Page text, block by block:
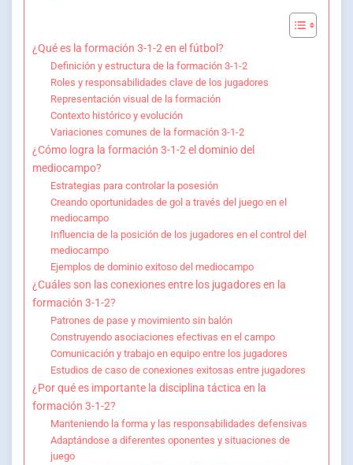
¿Qué es la formación 3-1-2 en el fútbol?
Definición y estructura de la formación 3-1-2
Roles y responsabilidades clave de los jugadores
Representación visual de la formación
Contexto histórico y evolución
Variaciones comunes de la formación 3-1-2
¿Cómo logra la formación 3-1-2 el dominio del
mediocampo?
Estrategias para controlar la posesión
Creando oportunidades de gol a través del juego en el
mediocampo
Influencia de la posición de los jugadores en el control del
mediocampo
Ejemplos de dominio exitoso del mediocampo
¿Cuáles son las conexiones entre los jugadores en la
formación 3-1-2?
Patrones de pase y movimiento sin balón
Construyendo asociaciones efectivas en el campo
Comunicación y trabajo en equipo entre los jugadores
Estudios de caso de conexiones exitosas entre jugadores
¿Por qué es importante la disciplina táctica en la
formación 3-1-2?
Manteniendo la forma y las responsabilidades defensivas
Adaptándose a diferentes oponentes y situaciones de
juego